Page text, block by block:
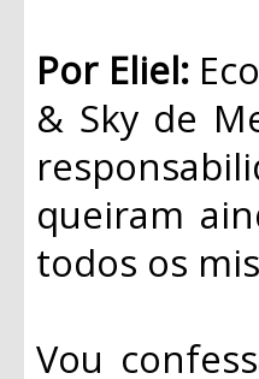
Por Eliel:
& Sky de
queiram
todos os
Vou